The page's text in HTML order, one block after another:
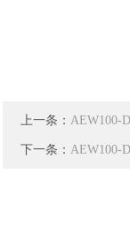
上一条： AEW100-
下一条： AEW100-